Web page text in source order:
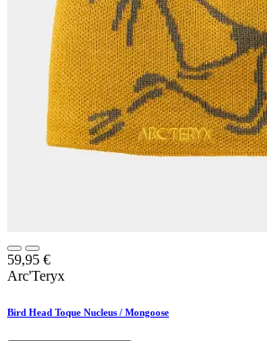
59,95 €
Arc'Teryx
Bird Head Toque Nucleus / Mongoose